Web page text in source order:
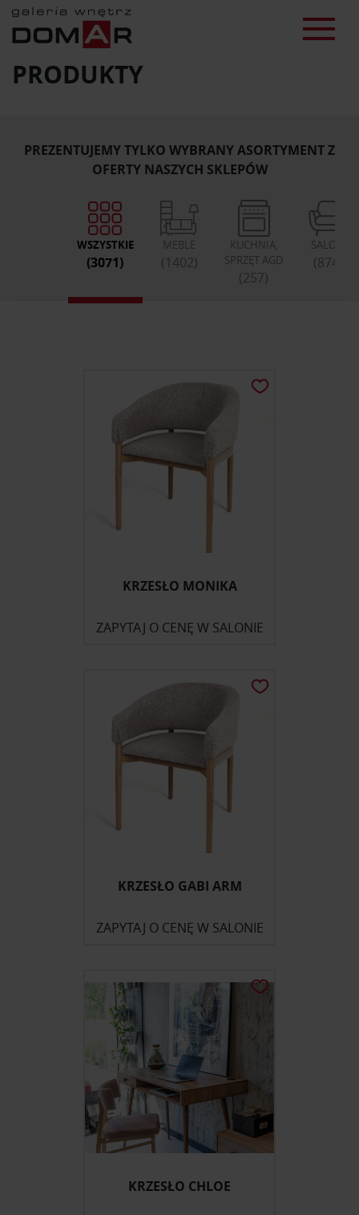
PRODUKTY
PREZENTUJEMY TYLKO WYBRANY ASORTYMENT Z
OFERTY NASZYCH SKLEPÓW
WSZYSTKIE
(3071)
MEBLE
(1402)
KUCHNIA,
SPRZĘT AGD
(257)
SALON
(874)
KRZESŁO MONIKA
ZAPYTAJ O CENĘ W SALONIE
KRZESŁO GABI ARM
ZAPYTAJ O CENĘ W SALONIE
KRZESŁO CHLOE